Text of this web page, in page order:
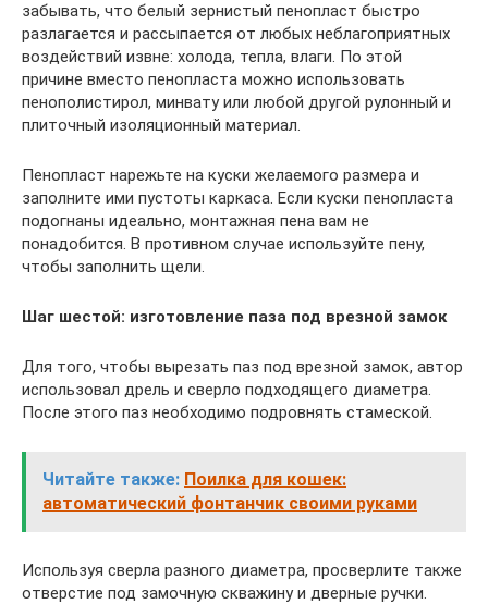
забывать, что белый зернистый пенопласт быстро
разлагается и рассыпается от любых неблагоприятных
воздействий извне: холода, тепла, влаги. По этой
причине вместо пенопласта можно использовать
пенополистирол, минвату или любой другой рулонный и
плиточный изоляционный материал.
Пенопласт нарежьте на куски желаемого размера и
заполните ими пустоты каркаса. Если куски пенопласта
подогнаны идеально, монтажная пена вам не
понадобится. В противном случае используйте пену,
чтобы заполнить щели.
Шаг шестой: изготовление паза под врезной замок
Для того, чтобы вырезать паз под врезной замок, автор
использовал дрель и сверло подходящего диаметра.
После этого паз необходимо подровнять стамеской.
Читайте также: Поилка для кошек:
автоматический фонтанчик своими руками
Используя сверла разного диаметра, просверлите также
отверстие под замочную скважину и дверные ручки.